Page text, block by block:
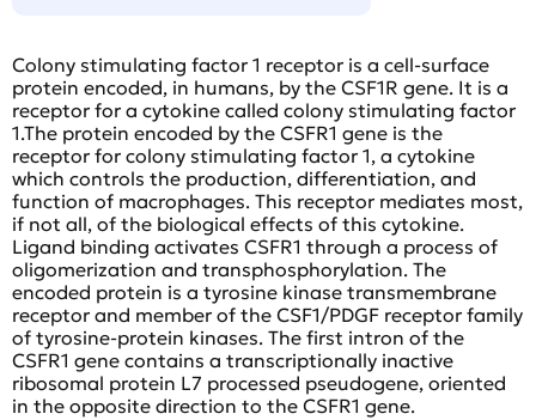
Colony stimulating factor 1 receptor is a cell-surface
protein encoded, in humans, by the CSF1R gene. It is a
receptor for a cytokine called colony stimulating factor
1.The protein encoded by the CSFR1 gene is the
receptor for colony stimulating factor 1, a cytokine
which controls the production, differentiation, and
function of macrophages. This receptor mediates most,
if not all, of the biological effects of this cytokine.
Ligand binding activates CSFR1 through a process of
oligomerization and transphosphorylation. The
encoded protein is a tyrosine kinase transmembrane
receptor and member of the CSF1/PDGF receptor family
of tyrosine-protein kinases. The first intron of the
CSFR1 gene contains a transcriptionally inactive
ribosomal protein L7 processed pseudogene, oriented
in the opposite direction to the CSFR1 gene.